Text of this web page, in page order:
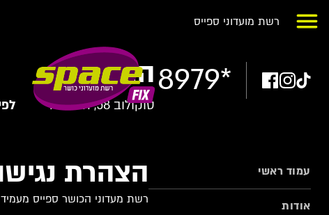
רשת מועדוני ספייס
8979*הרצליה
סוקולוב 58, הרצליה
עמוד ראשי
אודות
הצהרת
רשת מעדוני הכושר ספייס